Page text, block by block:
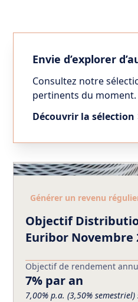
Envie d’explorer
Consultez notre
pertinents du moment.
Découvrir la sélection
Générer un revenu
Objectif
Euribor Novembre
Objectif de rendement
7% par an
7,00% p.a. (3,50%